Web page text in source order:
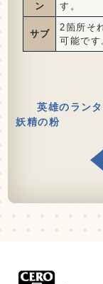
ン
す。
サブ
2箇所そ
可能です
英雄のラン
妖精の粉